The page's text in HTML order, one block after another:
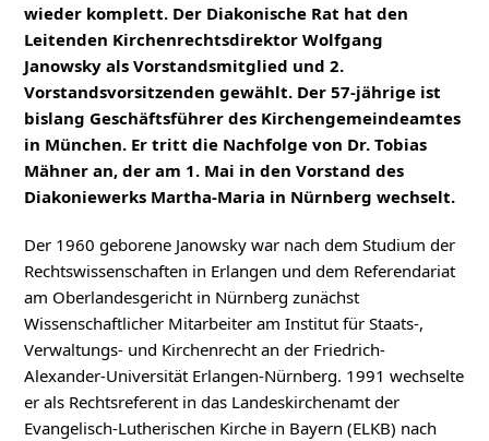
wieder komplett. Der Diakonische Rat hat den
Leitenden Kirchenrechtsdirektor Wolfgang
Janowsky als Vorstandsmitglied und 2.
Vorstandsvorsitzenden gewählt. Der 57-jährige ist
bislang Geschäftsführer des Kirchengemeindeamtes
in München. Er tritt die Nachfolge von Dr. Tobias
Mähner an, der am 1. Mai in den Vorstand des
Diakoniewerks Martha-Maria in Nürnberg wechselt.
Der 1960 geborene Janowsky war nach dem Studium der
Rechtswissenschaften in Erlangen und dem Referendariat
am Oberlandesgericht in Nürnberg zunächst
Wissenschaftlicher Mitarbeiter am Institut für Staats-,
Verwaltungs- und Kirchenrecht an der Friedrich-
Alexander-Universität Erlangen-Nürnberg. 1991 wechselte
er als Rechtsreferent in das Landeskirchenamt der
Evangelisch-Lutherischen Kirche in Bayern (ELKB) nach